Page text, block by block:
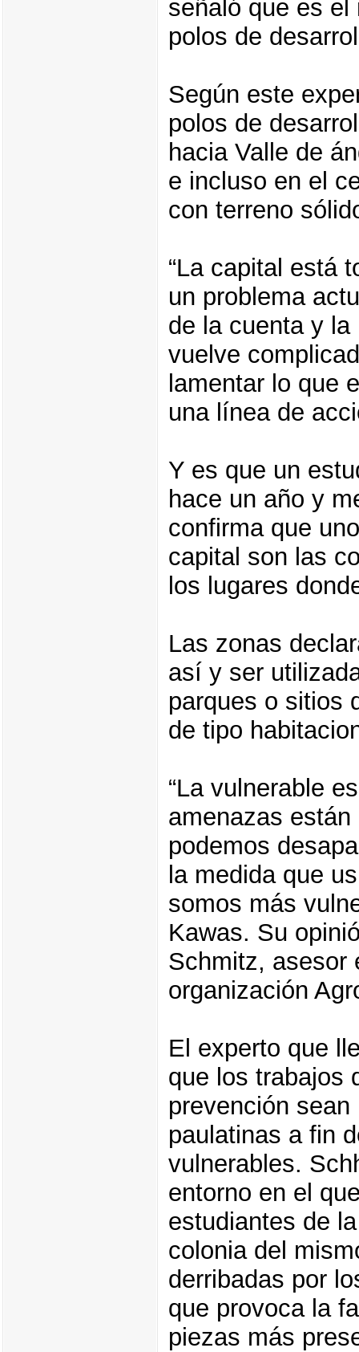
señaló que es
polos de
Según este
polos de
hacia Valle de
e incluso en el
con terreno
“La capital está
un problema
de la cuenta y
vuelve
lamentar lo que
una línea de
Y es que un
hace un año y
confirma que
capital son las
los lugares
Las zonas
así y ser
parques o sitios
de tipo
“La vulnerable
amenazas
podemos
la medida que
somos más
Kawas. Su
Schmitz, asesor
organización
El experto que
que los trabajos
prevención
paulatinas a fin
vulnerables.
entorno en el
estudiantes de
colonia del
derribadas por
que provoca la
piezas más